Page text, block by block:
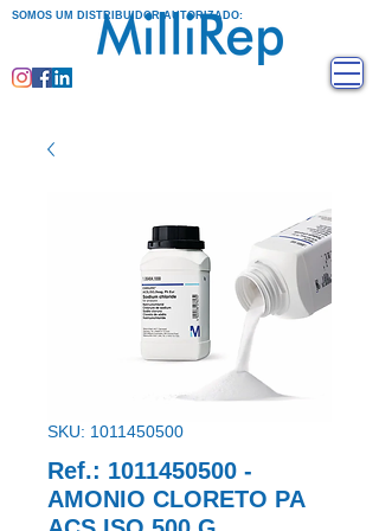
SOMOS UM DISTRIBUIDOR AUTORIZADO:
SKU: 1011450500
Ref.: 1011450500 -
AMONIO CLORETO PA